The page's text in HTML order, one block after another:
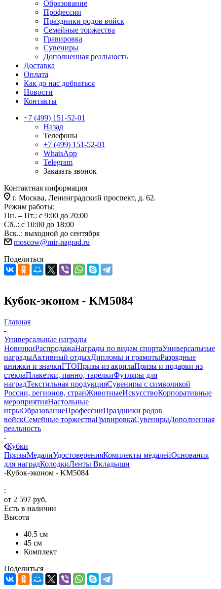
Образование
Профессии
Праздники родов войск
Семейные торжества
Гравировка
Сувениры
Дополненная реальность
Доставка
Оплата
Как до нас добраться
Новости
Контакты
+7 (499) 151-52-01
Назад
Телефоны
+7 (499) 151-52-01
WhatsApp
Telegram
Заказать звонок
Контактная информация
г. Москва, Ленинградский проспект, д. 62.
Режим работы:
Пн. – Пт.: с 9:00 до 20:00
Сб..: с 10:00 до 18:00
Вск..: выходной до сентября
moscow@mir-nagrad.ru
Поделиться
Кубок-эконом - KM5084
Главная
-
Универсальные награды
НовинкиРаспродажаНаграды по видам спортаУниверсальные
наградыАктивный отдыхДипломы и грамотыРазрядные
книжки и значкиГТОПризы из акрилаПризы и подарки из
стеклаПлакетки, панно, тарелкиФутляры для
наградТекстильная продукцияСувениры с символикой
России, регионов, странЖивотныеИскусствоКорпоративные
мероприятияНастольные
игрыОбразованиеПрофессииПраздники родов
войскСемейные торжестваГравировкаСувенирыДополненная
реальность
-
Кубки
ПризыМедалиУдостоверенияКомплекты медалейОснования
для наградКолодкиЛенты Вкладыши
-Кубок-эконом - KM5084
:
от 2 597 руб.
Есть в наличии
Высота
40.5 см
45 см
Комплект
Поделиться